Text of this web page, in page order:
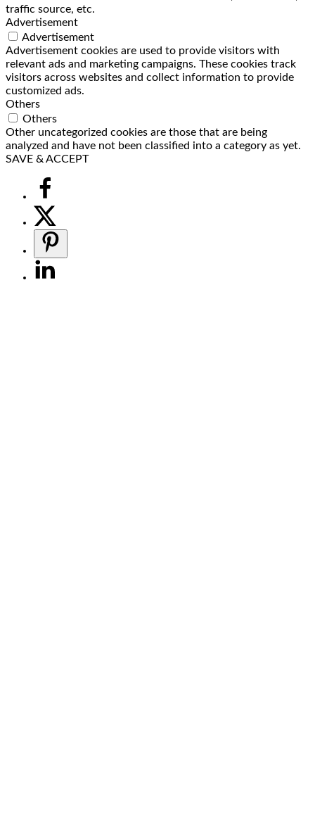
traffic source, etc.
Advertisement
Advertisement
Advertisement cookies are used to provide visitors with
relevant ads and marketing campaigns. These cookies track
visitors across websites and collect information to provide
customized ads.
Others
Others
Other uncategorized cookies are those that are being
analyzed and have not been classified into a category as yet.
SAVE & ACCEPT